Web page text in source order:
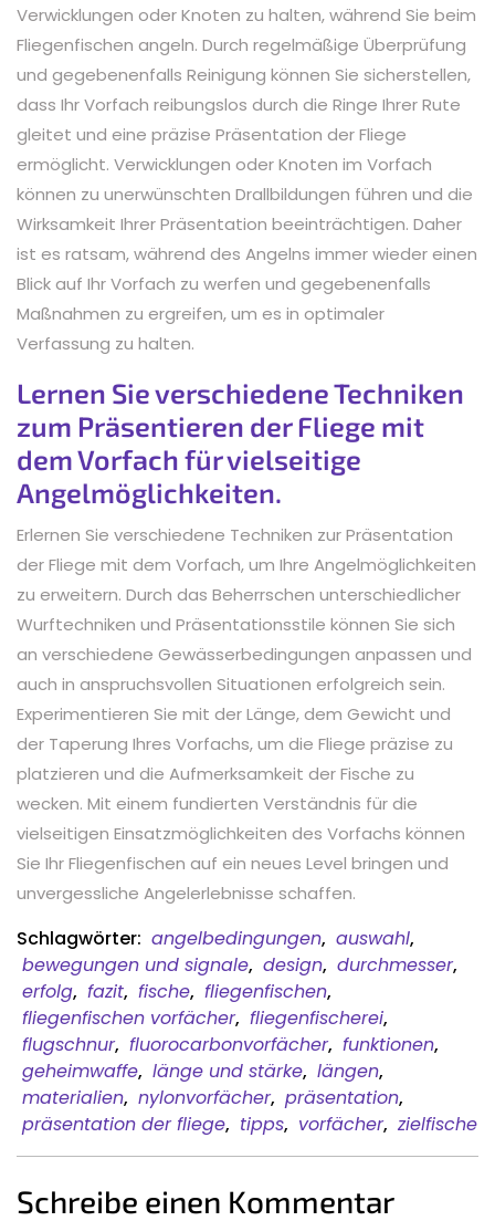
Verwicklungen oder Knoten zu halten, während Sie beim
Fliegenfischen angeln. Durch regelmäßige Überprüfung
und gegebenenfalls Reinigung können Sie sicherstellen,
dass Ihr Vorfach reibungslos durch die Ringe Ihrer Rute
gleitet und eine präzise Präsentation der Fliege
ermöglicht. Verwicklungen oder Knoten im Vorfach
können zu unerwünschten Drallbildungen führen und die
Wirksamkeit Ihrer Präsentation beeinträchtigen. Daher
ist es ratsam, während des Angelns immer wieder einen
Blick auf Ihr Vorfach zu werfen und gegebenenfalls
Maßnahmen zu ergreifen, um es in optimaler
Verfassung zu halten.
Lernen Sie verschiedene Techniken
zum Präsentieren der Fliege mit
dem Vorfach für vielseitige
Angelmöglichkeiten.
Erlernen Sie verschiedene Techniken zur Präsentation
der Fliege mit dem Vorfach, um Ihre Angelmöglichkeiten
zu erweitern. Durch das Beherrschen unterschiedlicher
Wurftechniken und Präsentationsstile können Sie sich
an verschiedene Gewässerbedingungen anpassen und
auch in anspruchsvollen Situationen erfolgreich sein.
Experimentieren Sie mit der Länge, dem Gewicht und
der Taperung Ihres Vorfachs, um die Fliege präzise zu
platzieren und die Aufmerksamkeit der Fische zu
wecken. Mit einem fundierten Verständnis für die
vielseitigen Einsatzmöglichkeiten des Vorfachs können
Sie Ihr Fliegenfischen auf ein neues Level bringen und
unvergessliche Angelerlebnisse schaffen.
Schlagwörter: angelbedingungen, auswahl,
bewegungen und signale, design, durchmesser,
erfolg, fazit, fische, fliegenfischen,
fliegenfischen vorfächer, fliegenfischerei,
flugschnur, fluorocarbonvorfächer, funktionen,
geheimwaffe, länge und stärke, längen,
materialien, nylonvorfächer, präsentation,
präsentation der fliege, tipps, vorfächer, zielfische
Schreibe einen Kommentar